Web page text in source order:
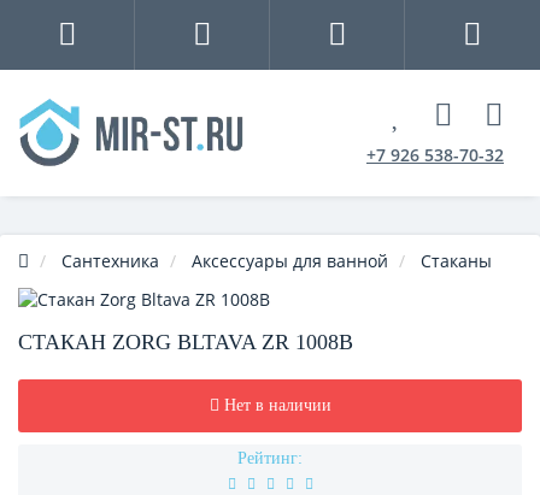
+7 926 538-70-32
Сантехника Аксессуары для ванной Стаканы
СТАКАН ZORG BLTAVA ZR 1008В
Нет в наличии
Рейтинг: